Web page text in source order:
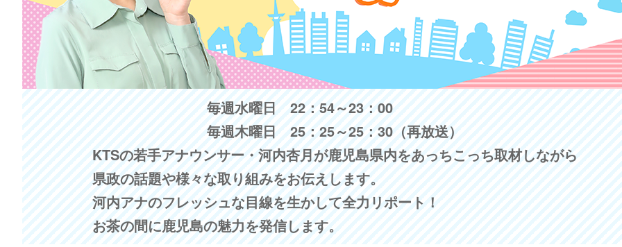
毎週水曜日 22：54～23：00
毎週木曜日 25：25～25：30（再放送）
KTSの若手アナウンサー・河内杏月が鹿児島県内をあっちこっち取材しながら
県政の話題や様々な取り組みをお伝えします。
河内アナのフレッシュな目線を生かして全力リポート！
お茶の間に鹿児島の魅力を発信します。